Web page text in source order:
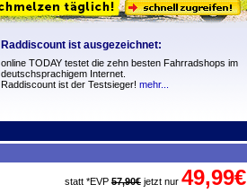
Raddiscount ist ausgezeichnet:
online TODAY testet die zehn besten Fahrradshops im
deutschsprachigem Internet.
Raddiscount ist der Testsieger! mehr...
statt *EVP 57,90€ jetzt nur 49,99€